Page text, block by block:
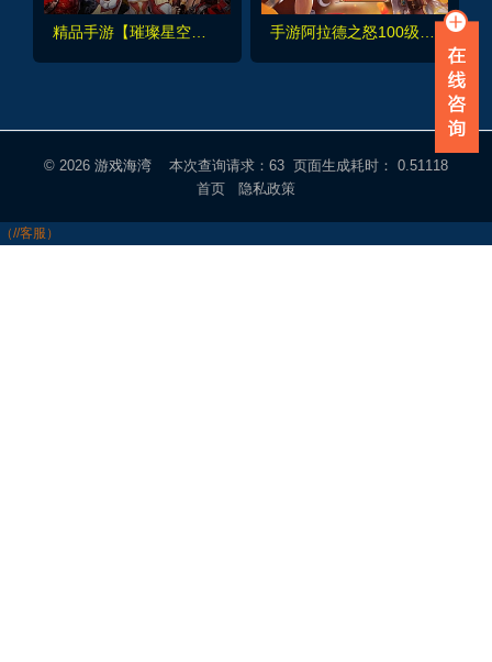
精品手游【璀璨星空阿拉德】VM一键单机端 手游阿拉德之怒100级雷霆95版本+后台+配套视频
© 2026 游戏海湾 本次查询请求：63 页面生成耗时： 0.51118
首页
隐私政策
（//客服）